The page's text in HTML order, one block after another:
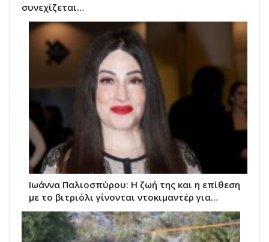
συνεχίζεται…
Ιωάννα Παλιοσπύρου: Η ζωή της και η επίθεση
με το βιτριόλι γίνονται ντοκιμαντέρ για…